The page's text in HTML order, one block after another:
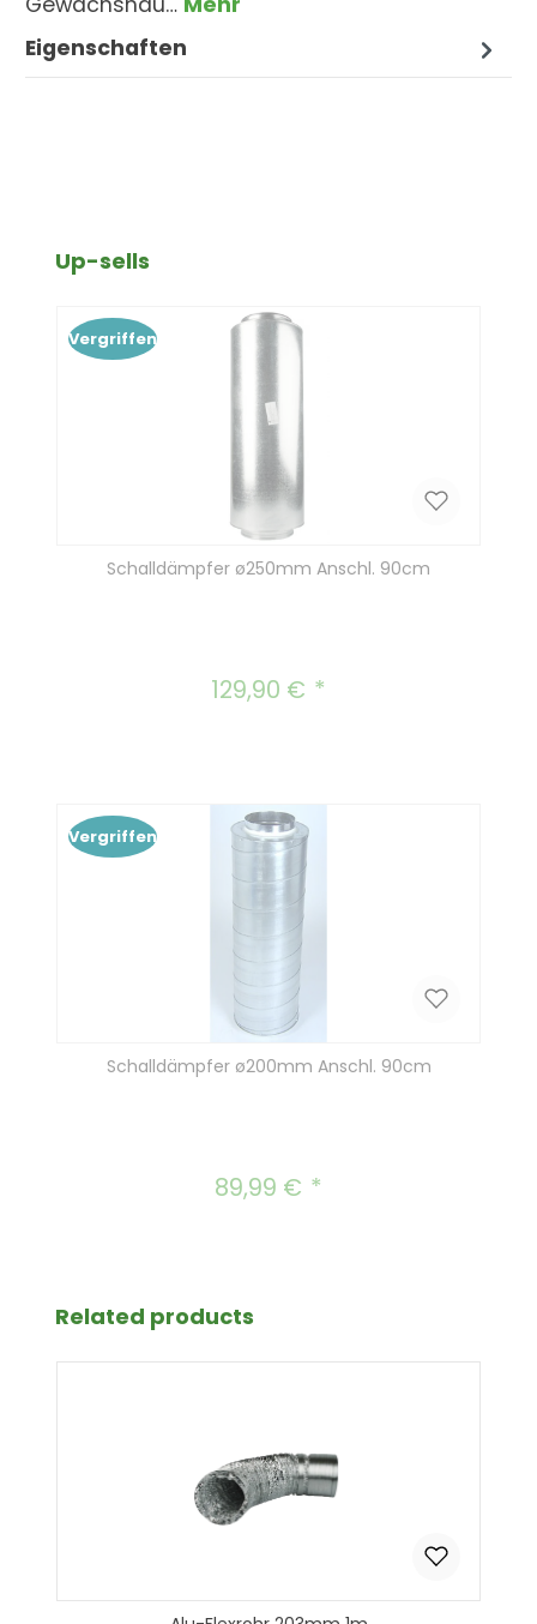
Eigenschaften
Produktgalerie überspringen
Up-sells
Vergriffen
Schalldämpfer ø250mm Anschl. 90cm
Regulärer Preis:
129,90 €
Vergriffen
Schalldämpfer ø200mm Anschl. 90cm
Regulärer Preis:
89,99 €
Produktgalerie überspringen
Related products